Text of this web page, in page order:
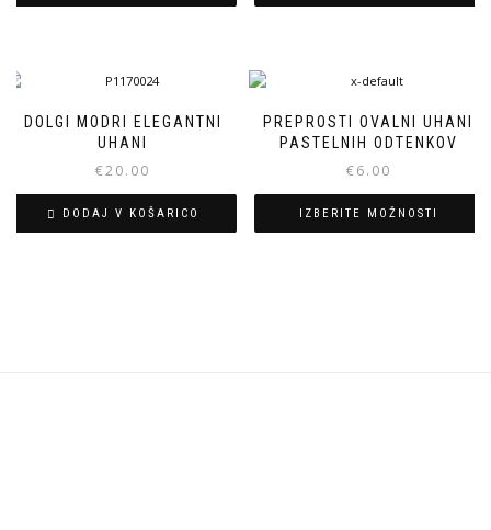
DOLGI MODRI ELEGANTNI
UHANI
€20.00
DODAJ V KOŠARICO
PREPROSTI OVALNI UHANI
PASTELNIH ODTENKOV
€6.00
IZBERITE MOŽNOSTI